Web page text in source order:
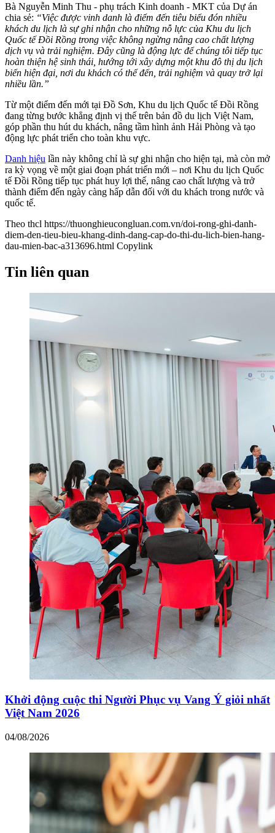
Bà Nguyễn Minh Thu - phụ trách Kinh doanh - MKT của Dự án
chia sẻ: “Việc được vinh danh là điểm đến tiêu biểu đón nhiều
khách du lịch là sự ghi nhận cho những nỗ lực của Khu du lịch
Quốc tế Đồi Rồng trong việc không ngừng nâng cao chất lượng
dịch vụ và trải nghiệm. Đây cũng là động lực để chúng tôi tiếp tục
hoàn thiện hệ sinh thái, hướng tới xây dựng một khu đô thị du lịch
biển hiện đại, nơi du khách có thể đến, trải nghiệm và quay trở lại
nhiều lần.”
Từ một điểm đến mới tại Đồ Sơn, Khu du lịch Quốc tế Đồi Rồng
đang từng bước khẳng định vị thế trên bản đồ du lịch Việt Nam,
góp phần thu hút du khách, nâng tầm hình ảnh Hải Phòng và tạo
động lực phát triển cho toàn khu vực.
Danh hiệu lần này không chỉ là sự ghi nhận cho hiện tại, mà còn mở
ra kỳ vọng về một giai đoạn phát triển mới – nơi Khu du lịch Quốc
tế Đồi Rồng tiếp tục phát huy lợi thế, nâng cao chất lượng và trở
thành điểm đến ngày càng hấp dẫn đối với du khách trong nước và
quốc tế.
Theo thcl https://thuonghieucongluan.com.vn/doi-rong-ghi-danh-
diem-den-tieu-bieu-khang-dinh-dang-cap-do-thi-du-lich-bien-hang-
dau-mien-bac-a313696.html Copylink
Tin liên quan
Khởi động cuộc thi Người Phục vụ Vang Ý giỏi nhất
Việt Nam 2026
04/08/2026